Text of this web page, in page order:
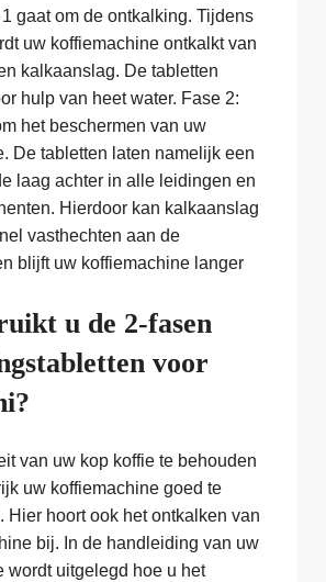
gaat om de ontkalking. Tijdens
uw koffiemachine ontkalkt van
kalkaanslag. De tabletten
hulp van heet water. Fase 2:
het beschermen van uw
De tabletten laten namelijk een
laag achter in alle leidingen en
Hierdoor kan kalkaanslag
vasthechten aan de
blijft uw koffiemachine langer
u de 2-fasen
voor
van uw kop koffie te behouden
uw koffiemachine goed te
Hier hoort ook het ontkalken van
bij. In de handleiding van uw
wordt uitgelegd hoe u het